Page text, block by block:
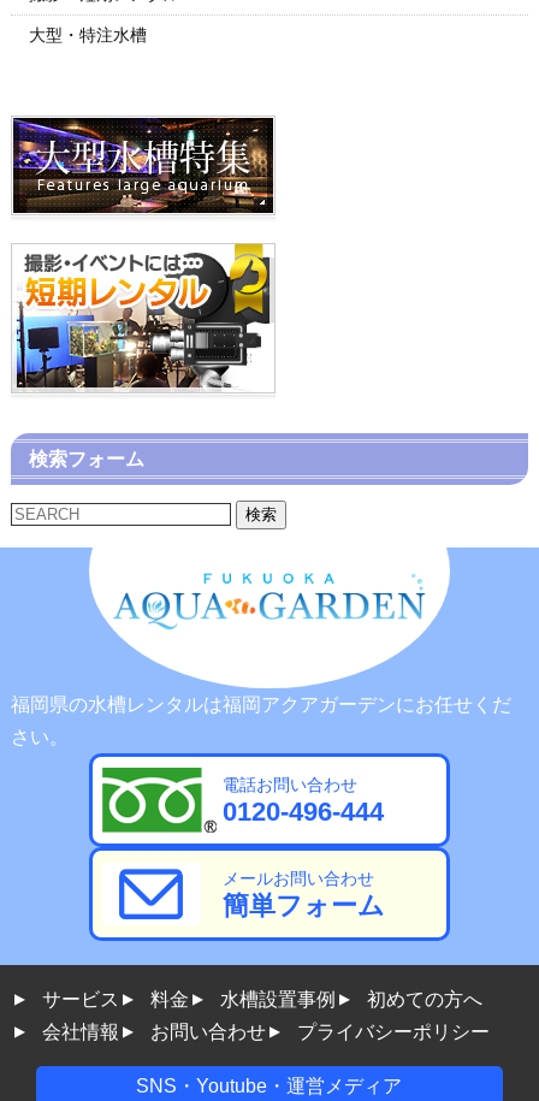
大型・特注水槽
検索フォーム
検索
福岡県の水槽レンタルは福岡アクアガーデンにお任せくだ
さい。
電話お問い合わせ
0120-496-444
メールお問い合わせ
簡単フォーム
サービス 料金 水槽設置事例
初めての方へ
会社情報
お問い合わせ プライバシーポリシー
SNS・Youtube・運営メディア